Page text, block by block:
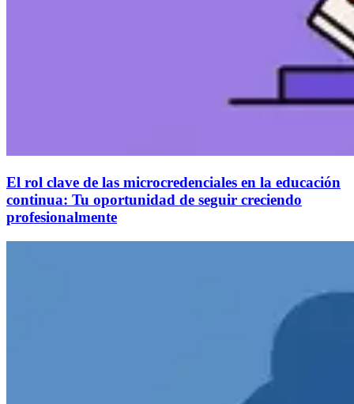
El rol clave de las microcredenciales en la educación
continua: Tu oportunidad de seguir creciendo
profesionalmente